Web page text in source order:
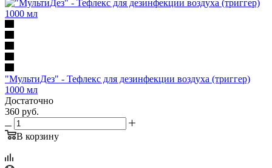
"МультиДез" - Тефлекс для дезинфекции воздуха (триггер)
1000 мл
Достаточно
360 руб.
В корзину